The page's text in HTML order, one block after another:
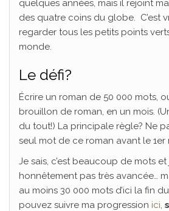
quelques années, mais il rejoint
des quatre coins du globe. C’est
regarder tous les petits points
monde.
Le défi?
Écrire un roman de 50 000 mots,
brouillon de roman, en un mois.
du tout!) La principale règle? Ne
seul mot de ce roman avant le 1er
Je sais, c’est beaucoup de mots et
honnêtement pas très avancée…
au moins 30 000 mots d’ici la fin
pouvez suivre ma progression ici,